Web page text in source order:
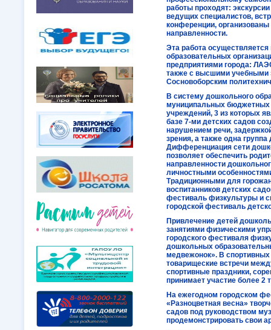
работы проходят:
ведущих специалистов,
конференции,
направленности.
Эта работа
образовательных
предприятиями города:
также с высшими учебными
Сосновоборским
В систему дошкольного
муниципальных
учреждений, 3 из которых
базе 7-ми детских садов
нарушением речи,
зрения, а также одна
Дифференциация сети
позволяет обеспечить
направленности
личностными
Традиционными для
воспитанников детских
фестиваль физкультуры и
городской фестиваль
Привлечение детей
занятиями физическими
городского фестиваля
дошкольных
медвежонок». В
товарищеские встречи
спортивные праздники,
принимает участие более 2
На ежегодном городском
«Разноцветная весна»
садов под руководством
продемонстрировать свои